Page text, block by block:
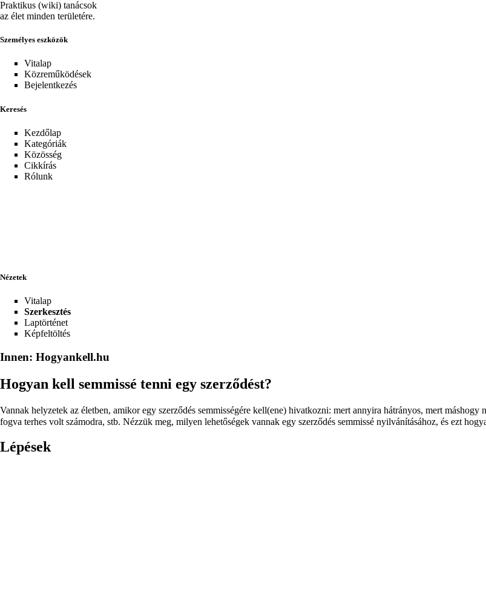
Praktikus (wiki) tanácsok
az élet minden területére.
Személyes eszközök
Vitalap
Közreműködések
Bejelentkezés
Keresés
Kezdőlap
Kategóriák
Közösség
Cikkírás
Rólunk
Nézetek
Vitalap
Szerkesztés
Laptörténet
Képfeltöltés
Innen: Hogyankell.hu
Hogyan kell semmissé tenni egy szerződést?
Vannak helyzetek az életben, amikor egy szerződés semmisségére kell(ene) hivatkozni: mert annyira hátrányos, mert máshogy
fogva terhes volt számodra, stb. Nézzük meg, milyen lehetőségek vannak egy szerződés semmissé nyilvánításához, és ezt
Lépések